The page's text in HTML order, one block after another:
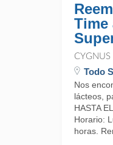
Time
CYGNUS
Todo
Nos
lácteos,
HASTA
Horario:
horas.